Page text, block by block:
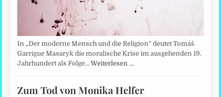
In „Der moderne Mensch und die Religion“ deutet Tomáš
Garrigue Masaryk die moralische Krise im ausgehenden 19.
Jahrhundert als Folge…Weiterlesen …
Zum Tod von Monika Helfer